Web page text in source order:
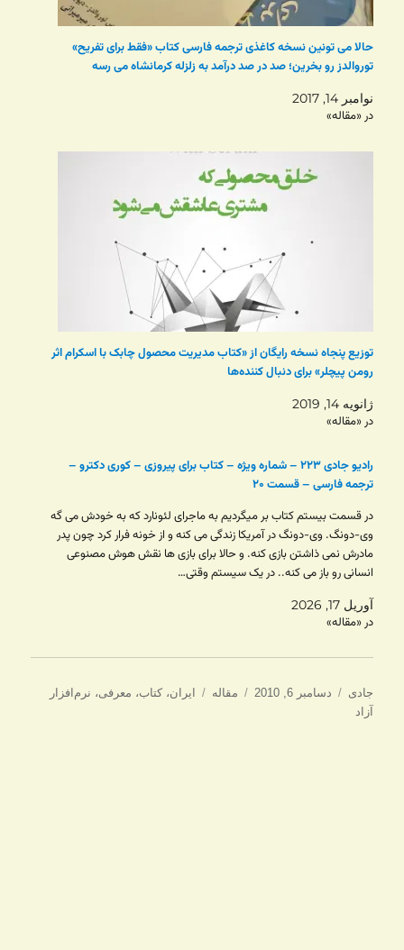
حالا می تونین نسخه کاغذی ترجمه فارسی کتاب «فقط برای تفریح»
توروالدز رو بخرین؛ صد در صد درآمد به زلزله کرمانشاه می رسه
نوامبر 14, 2017
در «مقاله»
توزیع پنجاه نسخه رایگان از «کتاب مدیریت محصول چابک با اسکرام اثر
رومن پیچلر» برای دنبال کننده‌ها
ژانویه 14, 2019
در «مقاله»
رادیو جادی ۲۲۳ – شماره ویژه – کتاب برای پیروزی – کوری دکترو –
ترجمه فارسی – قسمت ۲۰
در قسمت بیستم کتاب بر میگردیم به ماجرای لئونارد که به خودش می گه
وی-دونگ. وی-دونگ در آمریکا زندگی می کنه و از خونه فرار کرد چون پدر
مادرش نمی ذاشتن بازی کنه. و حالا برای بازی ها نقش هوش مصنوعی
انسانی رو باز می کنه.. در یک سیستم وقتی…
آوریل 17, 2026
در «مقاله»
نویسنده
جادی
ارسال
دسامبر 6, 2010 دسته‌ها
مقاله برچسب‌ها
ایران،کتاب، معرفی، نرم‌افزار
آزاد